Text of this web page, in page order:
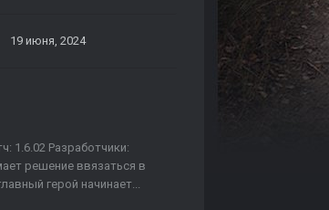
19 июня, 2024
1.6.02 Разработчики:
решение ввязаться в
герой начинает...